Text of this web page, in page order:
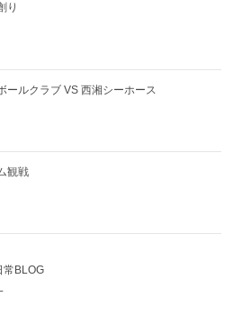
り
ールクラブ VS 西湘シーホース
観戦
常BLOG